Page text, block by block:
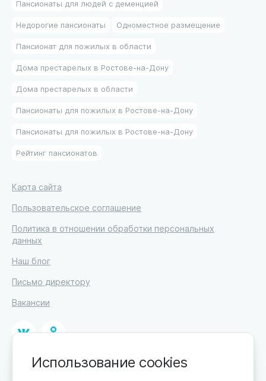
Пансионаты для людей с деменцией
Недорогие пансионаты Одноместное размещение
Пансионат для пожилых в области
Дома престарелых в Ростове-на-Дону
Дома престарелых в области
Пансионаты для пожилых в Ростове-на-Дону
Пансионаты для пожилых в Ростове-на-Дону
Рейтинг пансионатов
Карта сайта
Пользовательское соглашение
Политика в отношении обработки персональных
данных
Наш блог
Письмо директору
Вакансии
© 2026Использование cookies